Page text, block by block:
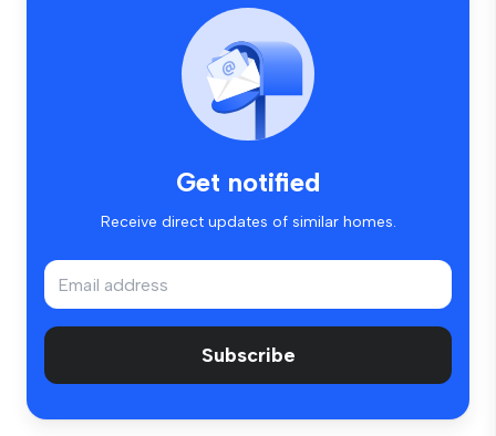
Get notified
Receive direct updates of similar homes.
Subscribe